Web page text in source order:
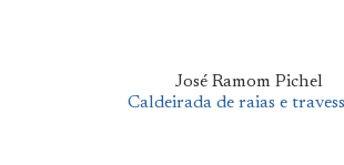
José Ramom Pichel
Caldeirada de raias e